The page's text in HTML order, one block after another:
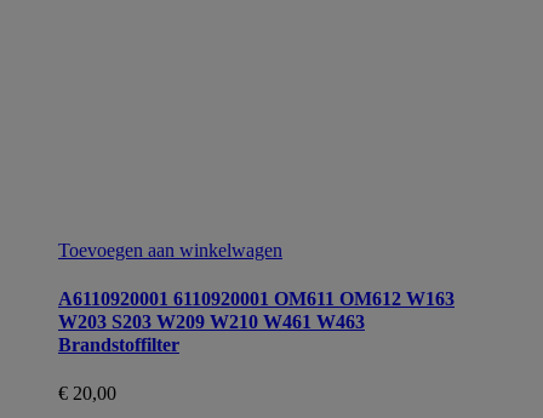
Toevoegen aan winkelwagen
A6110920001 6110920001 OM611 OM612 W163
W203 S203 W209 W210 W461 W463
Brandstoffilter
€ 20,00